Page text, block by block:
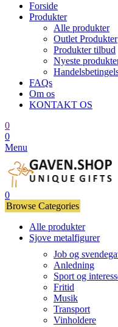
Forside
Produkter
Alle produkter
Outlet Produkter
Produkter tilbud
Nyeste
FAQs
Om os
KONTAKT OS
0
0
Menu
0
Browse Categories
Alle produkter
Sjove metalfigurer
Job og
Anledning
Sport og
Fritid
Musik
Transport
Vinholdere